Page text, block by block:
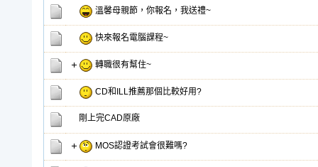
溫馨母親節，你報名，我送禮~
快來報名電腦課程~
轉職很有幫住~
CD和ILL推薦那個比較好用?
剛上完CAD原廠
MOS認證考試會很難嗎?